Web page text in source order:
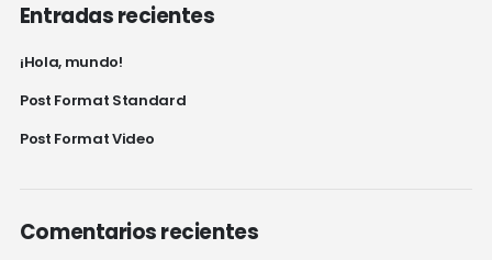
Entradas recientes
¡Hola, mundo!
Post Format Standard
Post Format Video
Comentarios recientes